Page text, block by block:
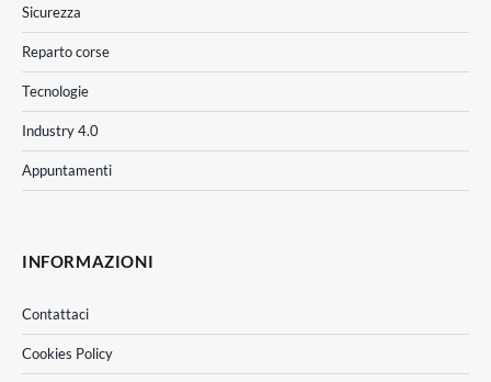
Sicurezza
Reparto corse
Tecnologie
Industry 4.0
Appuntamenti
INFORMAZIONI
Contattaci
Cookies Policy